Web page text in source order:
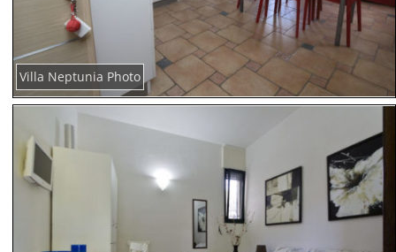
Villa Neptunia Photo